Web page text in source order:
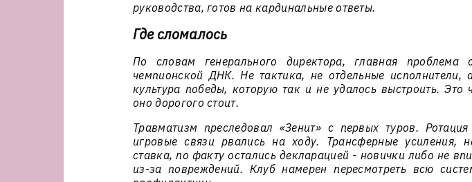
руководства, готов на кардинальные ответы.
Где сломалось
По словам генерального директора, главная проблема
чемпионской ДНК. Не тактика, не отдельные исполнители,
культура победы, которую так и не удалось выстроить. Это
оно дорогого стоит.
Травматизм преследовал «Зенит» с первых туров.
игровые связи рвались на ходу. Трансферные усиления,
ставка, по факту остались декларацией - новички либо не
из-за повреждений. Клуб намерен пересмотреть всю